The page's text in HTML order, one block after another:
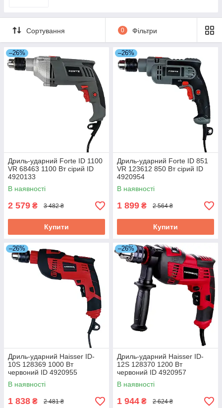
Сортування 0 Фільтри
–26%
Дриль-ударний Forte ID 1100
VR 68463 1100 Вт сiрий ID
4920133
В наявності
2 579 ₴ 3 482 ₴
Купити
–26%
Дриль-ударний Forte ID 851
VR 123612 850 Вт сiрий ID
4920954
В наявності
1 899 ₴ 2 564 ₴
Купити
–26%
Дриль-ударний Haisser ID-
10S 128369 1000 Вт
червоний ID 4920955
В наявності
1 838 ₴ 2 481 ₴
–26%
Дриль-ударний Haisser ID-
12S 128370 1200 Вт
червоний ID 4920957
В наявності
1 944 ₴ 2 624 ₴